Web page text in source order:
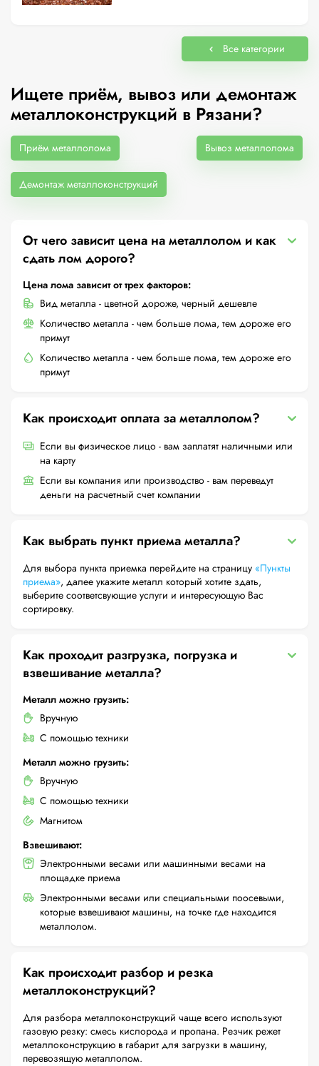
Все категории
Ищете приём, вывоз или демонтаж
металлоконструкций в Рязани?
Приём металлолома Вывоз металлолома
Демонтаж металлоконструкций
От чего зависит цена на металлолом и как
сдать лом дорого?
Цена лома зависит от трех факторов:
Вид металла - цветной дороже, черный дешевле
Количество металла - чем больше лома, тем дороже его
примут
Количество металла - чем больше лома, тем дороже его
примут
Как происходит оплата за металлолом?
Если вы физическое лицо - вам заплатят наличными или
на карту
Если вы компания или производство - вам переведут
деньги на расчетный счет компании
Как выбрать пункт приема металла?
Для выбора пункта приемка перейдите на страницу «Пункты
приема», далее укажите металл который хотите здать,
выберите соответсвующие услуги и интересующую Вас
сортировку.
Как проходит разгрузка, погрузка и
взвешивание металла?
Металл можно грузить:
Вручную
С помощью техники
Металл можно грузить:
Вручную
С помощью техники
Магнитом
Взвешивают:
Электронными весами или машинными весами на
площадке приема
Электронными весами или специальными поосевыми,
которые взвешивают машины, на точке где находится
металлолом.
Как происходит разбор и резка
металлоконструкций?
Для разбора металлоконструкций чаще всего используют
газовую резку: смесь кислорода и пропана. Резчик режет
металлоконструкцию в габарит для загрузки в машину,
перевозящую металлолом.